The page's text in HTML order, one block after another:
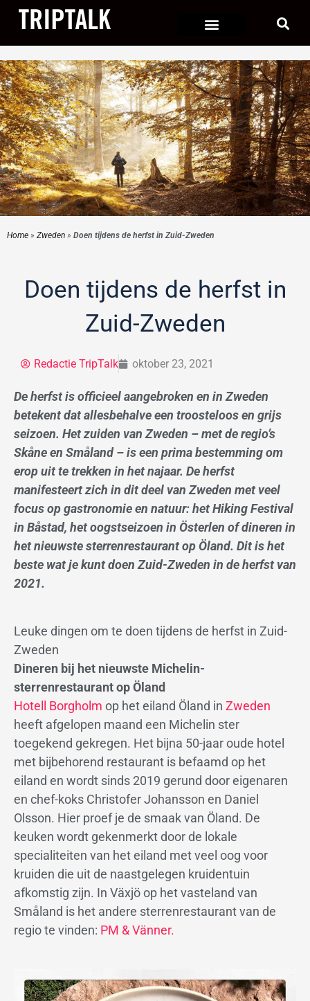
de
inhoud
Home » Zweden » Doen tijdens de herfst in Zuid-Zweden
Doen tijdens de herfst in
Zuid-Zweden
Redactie TripTalk oktober 23, 2021
De herfst is officieel aangebroken en in Zweden
betekent dat allesbehalve een troosteloos en grijs
seizoen. Het zuiden van Zweden – met de regio’s
Skåne en Småland – is een prima bestemming om
erop uit te trekken in het najaar. De herfst
manifesteert zich in dit deel van Zweden met veel
focus op gastronomie en natuur: het Hiking Festival
in Båstad, het oogstseizoen in Österlen of dineren in
het nieuwste sterrenrestaurant op Öland. Dit is het
beste wat je kunt doen Zuid-Zweden in de herfst van
2021.
Leuke dingen om te doen tijdens de herfst in Zuid-
Zweden
Dineren bij het nieuwste Michelin-
sterrenrestaurant op Öland
Hotell Borgholm op het eiland Öland in Zweden
heeft afgelopen maand een Michelin ster
toegekend gekregen. Het bijna 50-jaar oude hotel
met bijbehorend restaurant is befaamd op het
eiland en wordt sinds 2019 gerund door eigenaren
en chef-koks Christofer Johansson en Daniel
Olsson. Hier proef je de smaak van Öland. De
keuken wordt gekenmerkt door de lokale
specialiteiten van het eiland met veel oog voor
kruiden die uit de naastgelegen kruidentuin
afkomstig zijn. In Växjö op het vasteland van
Småland is het andere sterrenrestaurant van de
regio te vinden: PM & Vänner.